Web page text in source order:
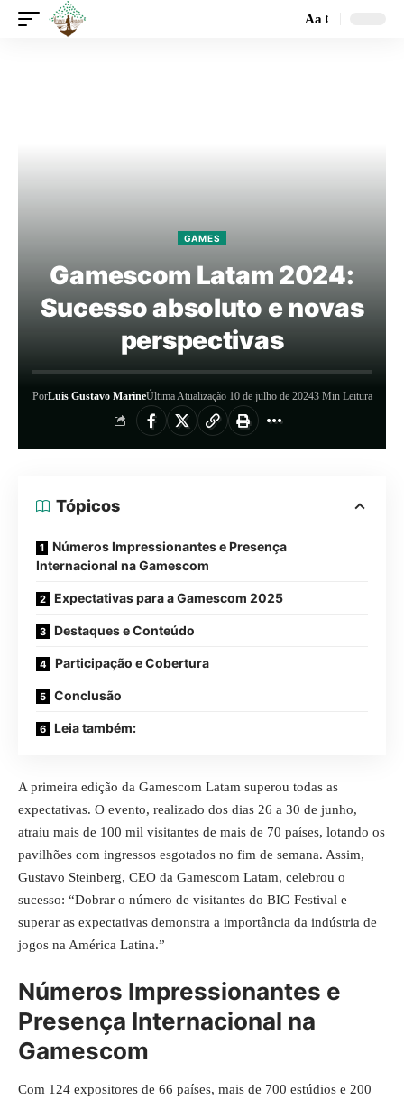
Aa
GAMES
Gamescom Latam 2024:
Sucesso absoluto e novas
perspectivas
PorLuis Gustavo MarineÚltima Atualização 10 de julho de 20243 Min Leitura
Tópicos
Números Impressionantes e Presença
Internacional na Gamescom
Expectativas para a Gamescom 2025
Destaques e Conteúdo
Participação e Cobertura
Conclusão
Leia também:
A primeira edição da Gamescom Latam superou todas as
expectativas. O evento, realizado dos dias 26 a 30 de junho,
atraiu mais de 100 mil visitantes de mais de 70 países, lotando os
pavilhões com ingressos esgotados no fim de semana. Assim,
Gustavo Steinberg, CEO da Gamescom Latam, celebrou o
sucesso: “Dobrar o número de visitantes do BIG Festival e
superar as expectativas demonstra a importância da indústria de
jogos na América Latina.”
Números Impressionantes e
Presença Internacional na
Gamescom
Com 124 expositores de 66 países, mais de 700 estúdios e 200